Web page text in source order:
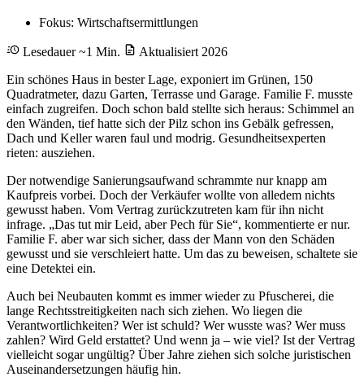
Fokus: Wirtschaftsermittlungen
Lesedauer ~1 Min.
Aktualisiert 2026
Ein schönes Haus in bester Lage, exponiert im Grünen, 150
Quadratmeter, dazu Garten, Terrasse und Garage. Familie F. musste
einfach zugreifen. Doch schon bald stellte sich heraus: Schimmel an
den Wänden, tief hatte sich der Pilz schon ins Gebälk gefressen,
Dach und Keller waren faul und modrig. Gesundheitsexperten
rieten: ausziehen.
Der notwendige Sanierungsaufwand schrammte nur knapp am
Kaufpreis vorbei. Doch der Verkäufer wollte von alledem nichts
gewusst haben. Vom Vertrag zurückzutreten kam für ihn nicht
infrage. „Das tut mir Leid, aber Pech für Sie“, kommentierte er nur.
Familie F. aber war sich sicher, dass der Mann von den Schäden
gewusst und sie verschleiert hatte. Um das zu beweisen, schaltete sie
eine Detektei ein.
Auch bei Neubauten kommt es immer wieder zu Pfuscherei, die
lange Rechtsstreitigkeiten nach sich ziehen. Wo liegen die
Verantwortlichkeiten? Wer ist schuld? Wer wusste was? Wer muss
zahlen? Wird Geld erstattet? Und wenn ja – wie viel? Ist der Vertrag
vielleicht sogar ungültig? Über Jahre ziehen sich solche juristischen
Auseinandersetzungen häufig hin.